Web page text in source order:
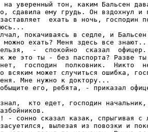
на уверенный тон, каким Бальсен
сдавила ему грудь. Он вздохнул и
ехать в ночь, господин
покачиваясь в седле, и
можно ехать? Меня здесь все
-  спокойно  сказал
же это ты - без паспорта? Разве ты
господин  полковник.  Никто
может случиться ошибка,
Мне нужно к доктору...
его, ребята, - приказал
кто едет, господин
- сонно сказал казак, спрыгивая с
вылезая из повозки и